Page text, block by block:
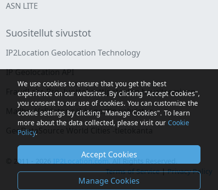
ASN LITE
Suositellut sivustot
IP2Location Geolocation Technology
IP Geolocation API
FraudLabs Pro -luottokorttipetosten havaitseminen
MailboxValidator-sähköpostin vahvistus
GeoDataSource World Cities -tietokanta
© 2011 - 2026 IP2Location.com
Terms of Service|Privacy Policy
We use cookies to ensure that you get the best
experience on our websites. By clicking "Accept Cookies",
you consent to our use of cookies. You can customize the
cookie settings by clicking "Manage Cookies". To learn
more about the data collected, please visit our Cookie
Policy.
Accept Cookies
Manage Cookies